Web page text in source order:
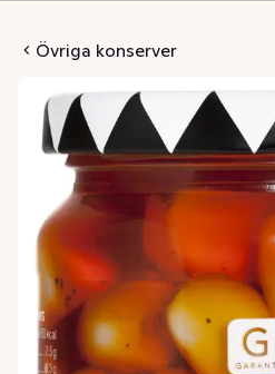
Övriga konserver
Vitlök i Chiliolja